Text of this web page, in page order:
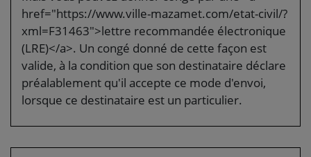
href="https://www.ville-mazamet.com/etat-civil/?
xml=F31463">lettre recommandée électronique
(LRE)</a>. Un congé donné de cette façon est
valide, à la condition que son destinataire déclare
préalablement qu'il accepte ce mode d'envoi,
lorsque ce destinataire est un particulier.